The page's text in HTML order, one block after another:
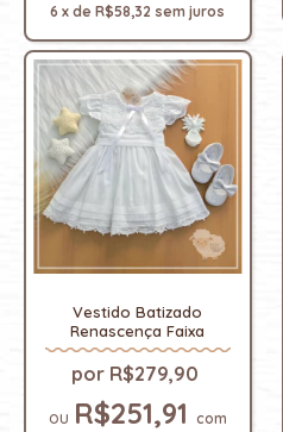
6 xdeR$58,32 sem juros
Vestido Batizado
Renascença Faixa
R$279,90
R$251,91 com